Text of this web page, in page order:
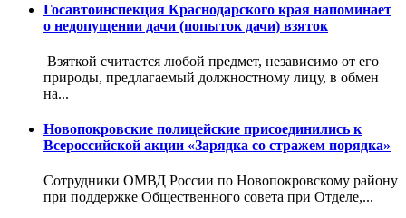
Госавтоинспекция Краснодарского края напоминает
о недопущении дачи (попыток дачи) взяток
Взяткой считается любой предмет, независимо от его
природы, предлагаемый должностному лицу, в обмен
на...
Новопокровские полицейские присоединились к
Всероссийской акции «Зарядка со стражем порядка»
Сотрудники ОМВД России по Новопокровскому району
при поддержке Общественного совета при Отделе,...